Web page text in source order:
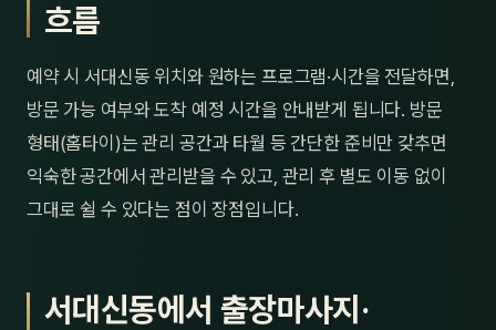
흐름
예약 시 서대신동 위치와 원하는 프로그램·시간을 전달하면,
방문 가능 여부와 도착 예정 시간을 안내받게 됩니다. 방문
형태(홈타이)는 관리 공간과 타월 등 간단한 준비만 갖추면
익숙한 공간에서 관리받을 수 있고, 관리 후 별도 이동 없이
그대로 쉴 수 있다는 점이 장점입니다.
서대신동에서 출장마사지·